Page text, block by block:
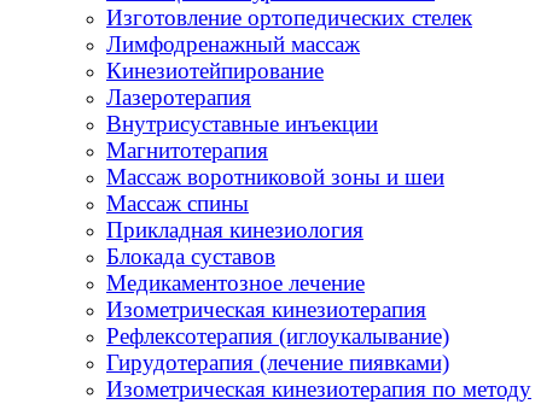
Изготовление ортопедических стелек
Лимфодренажный массаж
Кинезиотейпирование
Лазеротерапия
Внутрисуставные инъекции
Магнитотерапия
Массаж воротниковой зоны и шеи
Массаж спины
Прикладная кинезиология
Блокада суставов
Медикаментозное лечение
Изометрическая кинезиотерапия
Рефлексотерапия (иглоукалывание)
Гирудотерапия (лечение пиявками)
Изометрическая кинезиотерапия по методу